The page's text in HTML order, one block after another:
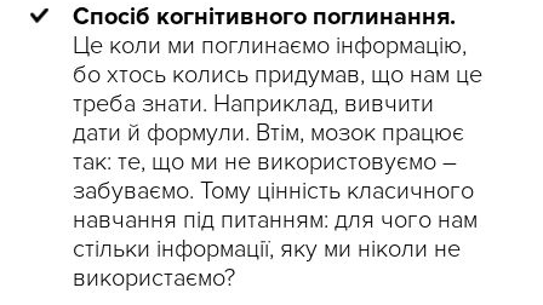
Спосіб когнітивного поглинання.
Це коли ми поглинаємо інформацію,
бо хтось колись придумав, що нам це
треба знати. Наприклад, вивчити
дати й формули. Втім, мозок працює
так: те, що ми не використовуємо –
забуваємо. Тому цінність класичного
навчання під питанням: для чого нам
стільки інформації, яку ми ніколи не
використаємо?